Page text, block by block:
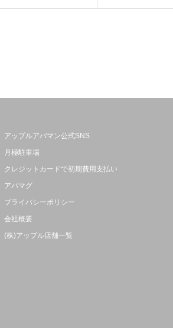
アップルアパマン公式SNS
月極駐車場
クレジットカードで初期費用支払い
アパマグ
プライバシーポリシー
会社概要
(株)アップル店舗一覧